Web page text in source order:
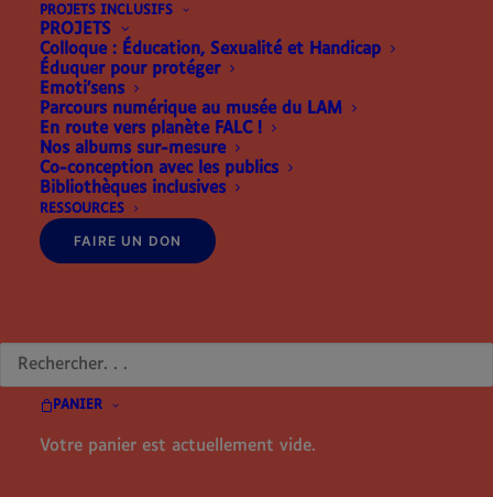
PROJETS INCLUSIFS
PROJETS
Colloque : Éducation, Sexualité et Handicap
Éduquer pour protéger
Emoti’sens
Parcours numérique au musée du LAM
En route vers planète FALC !
Nos albums sur-mesure
Co-conception avec les publics
Bibliothèques inclusives
RESSOURCES
FAIRE UN DON
PANIER
Votre panier est actuellement vide.
Cette application n'est plus disponible à l'achat.
Aujourd’hui quelque chose d’incroyable est sur le
point de t’arriver… Installe-toi confortablement,
écoute le règlement de l’école, et fais tes premiers
pas dans l’école de magie d’Elentil ! Tu devras faire
tes preuves pour devenir le meilleur sorcier.
Catégories Création originale